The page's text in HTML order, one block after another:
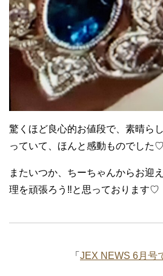
驚くほど良心的お値段で、素晴ら
っていて、ほんと感動ものでした♡
またいつか、ちーちゃんからお迎
理を頑張ろう‼︎と思っております♡
「 JEX NEWS 6月号